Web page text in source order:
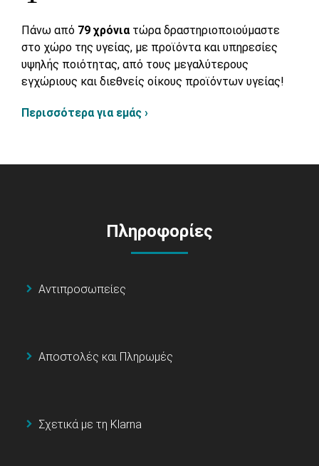
Πάνω από 79 χρόνια τώρα δραστηριοποιούμαστε
στο χώρο της υγείας, με προϊόντα και υπηρεσίες
υψηλής ποιότητας, από τους μεγαλύτερους
εγχώριους και διεθνείς οίκους προϊόντων υγείας!
Περισσότερα για εμάς ›
Πληροφορίες
Αντιπροσωπείες
Αποστολές και Πληρωμές
Σχετικά με τη Klarna